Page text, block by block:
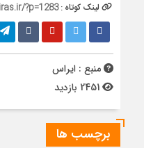
لینک کوتاه :?p=1283
منبع : ایراس
برچسب ها